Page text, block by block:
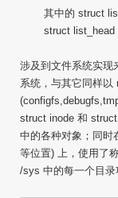
其中的 struct
struct list_head
涉及到文件系统实
系统，与其它同样
struct inode 和
中的各种对象；同时
等位置) 上，使用了
/sys 中的每一个目录